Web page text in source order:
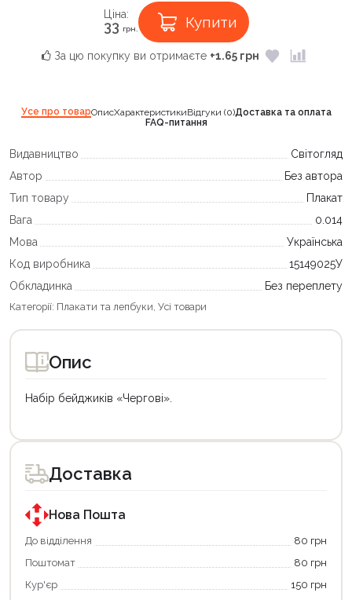
Ціна:
33 грн. Купити
За цю покупку ви отримаєте +1.65 грн
Усе про товарОписХарактеристикиВідгуки (0)Доставка та оплата
FAQ-питання
Видавництво
Світогляд
Автор
Без автора
Тип товару
Плакат
Вага
0.014
Мова
Українська
Код виробника
15149025У
Обкладинка
Без переплету
Категорії: Плакати та лепбуки, Усі товари
Опис
Набір бейджиків «Чергові».
Доставка
Нова Пошта
До відділення
80 грн
Поштомат
80 грн
Кур'єр
150 грн